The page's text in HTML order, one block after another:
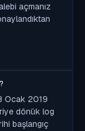
açmanız
Ocak 2019
dönük log
başlangıç